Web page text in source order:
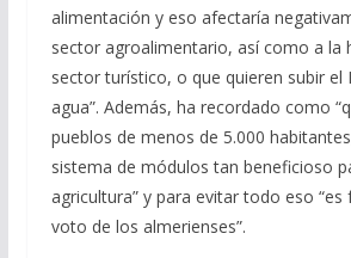
alimentación y eso afectaría
sector agroalimentario, así como a la
sector turístico, o que quieren subir el
agua”. Además, ha recordado como
pueblos de menos de 5.000
sistema de módulos tan beneficioso
agricultura” y para evitar todo eso “es
voto de los almerienses”.